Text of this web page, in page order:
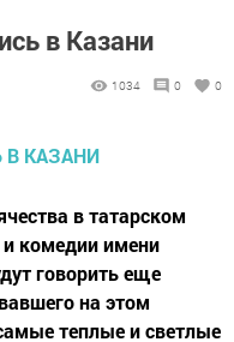
в Казани
1034 0 0
в татарском
комедии имени
говорить еще
на этом
теплые и светлые